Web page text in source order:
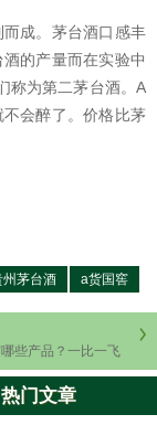
成。茅台酒口感丰
的产量而在实验中
称为第二茅台酒。A
会醉了。价格比茅
州茅台酒 a货国窖
些产品？一比一飞
样
热门文章